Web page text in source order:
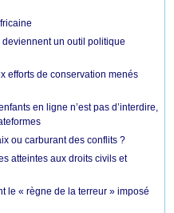
un outil politique
efforts de conservation menés
en ligne n’est pas d’interdire,
ou carburant des conflits ?
atteintes aux droits civils et
le « règne de la terreur » imposé